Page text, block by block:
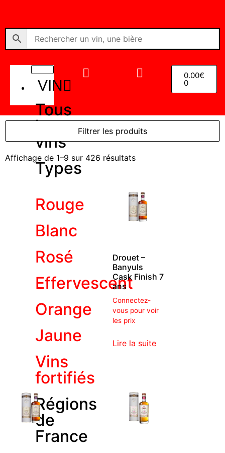
VIN
Tous
les
vins
Types
Rouge
Blanc
Rosé
Effervescent
Orange
Jaune
Vins
fortifiés
Régions
de
France
0.00€
0
Filtrer les produits
Affichage de 1–9 sur 426 résultats
Drouet –
Banyuls
Cask Finish 7
ans
Connectez-
vous pour voir
les prix
Lire la suite